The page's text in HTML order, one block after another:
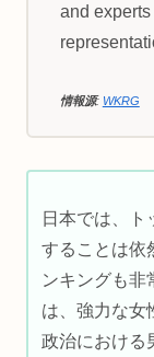
and experts
情報源: WKRG
日本では、ト
することは依
ンキングも非
は、強力な女
政治における